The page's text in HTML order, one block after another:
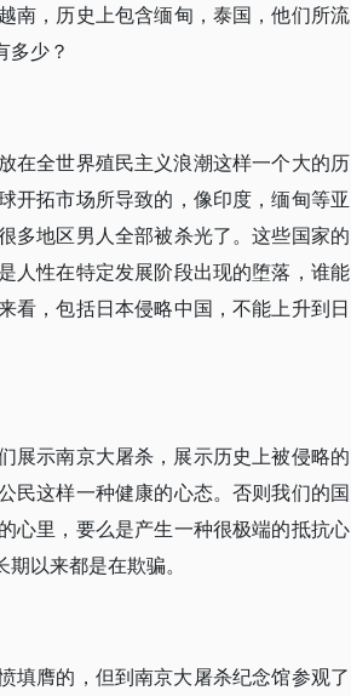
南，历史上包含缅甸，泰国，他们所流
多少？
在全世界殖民主义浪潮这样一个大的历
开拓市场所导致的，像印度，缅甸等亚
多地区男人全部被杀光了。这些国家的
人性在特定发展阶段出现的堕落，谁能
看，包括日本侵略中国，不能上升到日
展示南京大屠杀，展示历史上被侵略的
民这样一种健康的心态。否则我们的国
心里，要么是产生一种很极端的抵抗心
以来都是在欺骗。
填膺的，但到南京大屠杀纪念馆参观了